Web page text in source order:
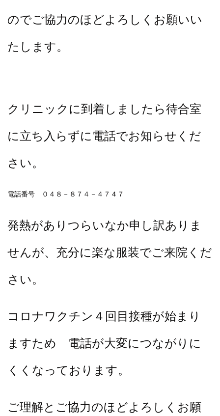
のでご協力のほどよろしくお願いい
たします。
クリニックに到着しましたら待合室
に立ち入らずに電話でお知らせくだ
さい。
電話番号 ０４８－８７４－４７４７
発熱がありつらいなか申し訳ありま
せんが、充分に楽な服装でご来院くだ
さい。
コロナワクチン４回目接種が始まり
ますため 電話が大変につながりに
くくなっております。
ご理解とご協力のほどよろしくお願